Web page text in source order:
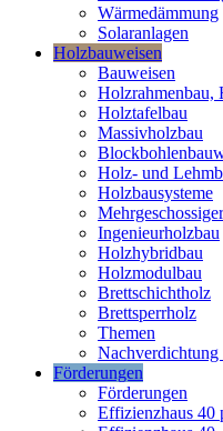
Wärmedämmung
Solaranlagen
Holzbauweisen
Bauweisen
Holzrahmenbau,
Holztafelbau
Massivholzbau
Holz- und
Holzbausysteme
Ingenieurholzbau
Holzhybridbau
Holzmodulbau
Brettschichtholz
Brettsperrholz
Themen
Förderungen
Förderungen
Effizienzhaus 40